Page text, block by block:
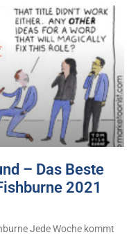
– Das Beste
2021
Jede Woche kommt